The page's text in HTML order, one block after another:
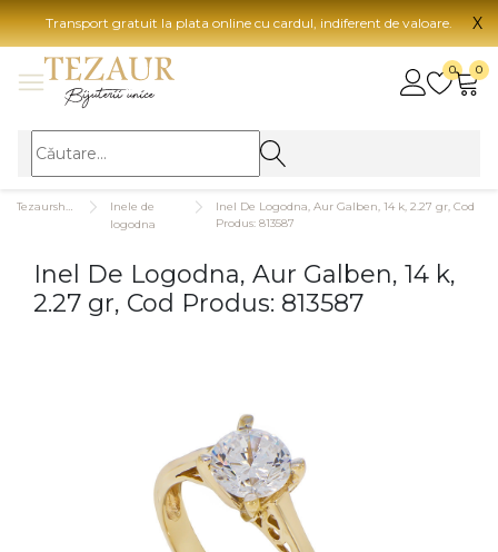
Transport gratuit la plata online cu cardul, indiferent de valoare. X
0 0
BIJUTERII
BIJUTERII FEMEI
Inele
Bratari
Inele de
logodna
Inel De Logodna, Aur Galben, 14 k, 2.27 gr, Cod
Produs: 813587
Inel De Logodna, Aur Galben, 14 k,
2.27 gr, Cod Produs: 813587